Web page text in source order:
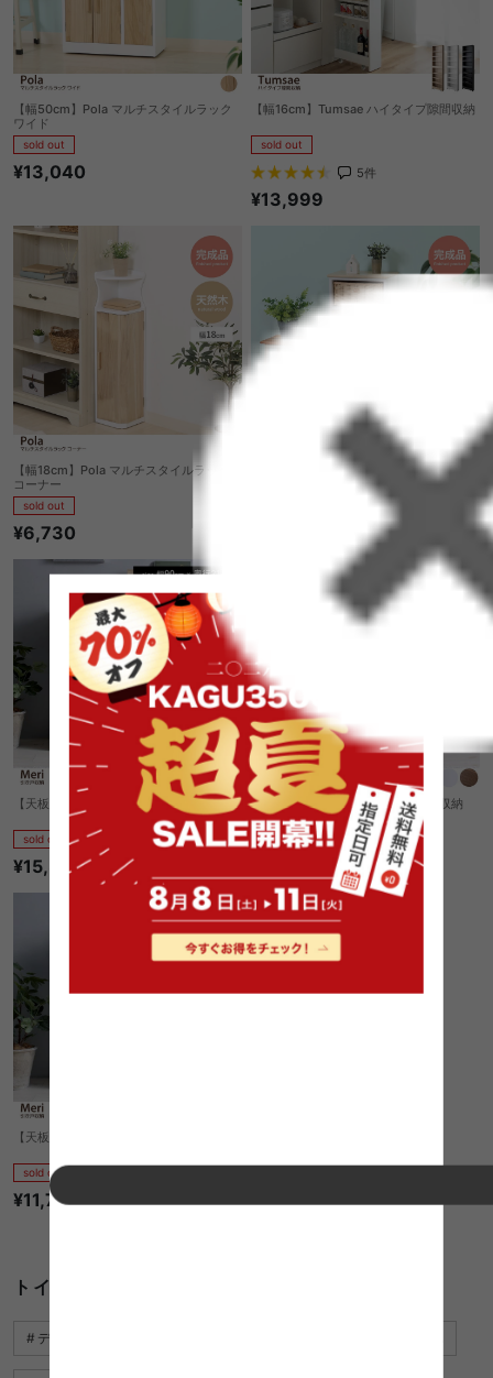
【幅50cm】Pola マルチスタイルラック
ワイド
sold out
¥13,040
【幅16cm】Tumsae ハイタイプ隙間収納
sold out
5件
¥13,999
【幅18cm】Pola マルチスタイルラック
コーナー
sold out
¥6,730
【幅34cm】Pola マルチスタイルラック
【天板90cm×21cm】 Meri 引き戸収納
sold out
¥15,380
【天板90cm×16cm】 Meri 引き戸収納
sold out
【天板60cm×16cm】 Meri 引き戸収納
sold out
¥11,700
トイレ 収納棚 おしゃれに関するキーワード
デスクチェア おしゃれ